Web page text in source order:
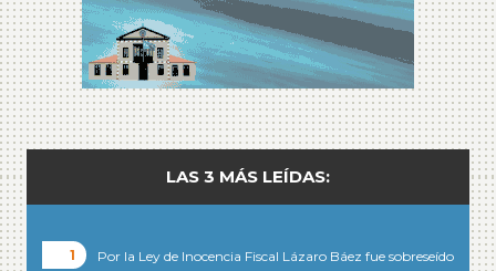
LAS 3 MÁS LEÍDAS:
Por la Ley de Inocencia Fiscal Lázaro Báez fue sobreseído